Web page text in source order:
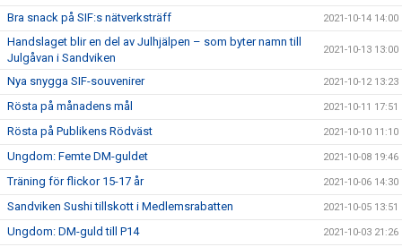
Bra snack på SIF:s nätverksträff 2021-10-14 14:00
Handslaget blir en del av Julhjälpen – som byter namn till
Julgåvan i Sandviken
2021-10-13 13:00
Nya snygga SIF-souvenirer 2021-10-12 13:23
Rösta på månadens mål 2021-10-11 17:51
Rösta på Publikens Rödväst 2021-10-10 11:10
Ungdom: Femte DM-guldet 2021-10-08 19:46
Träning för flickor 15-17 år 2021-10-06 14:30
Sandviken Sushi tillskott i Medlemsrabatten 2021-10-05 13:51
Ungdom: DM-guld till P14 2021-10-03 21:26